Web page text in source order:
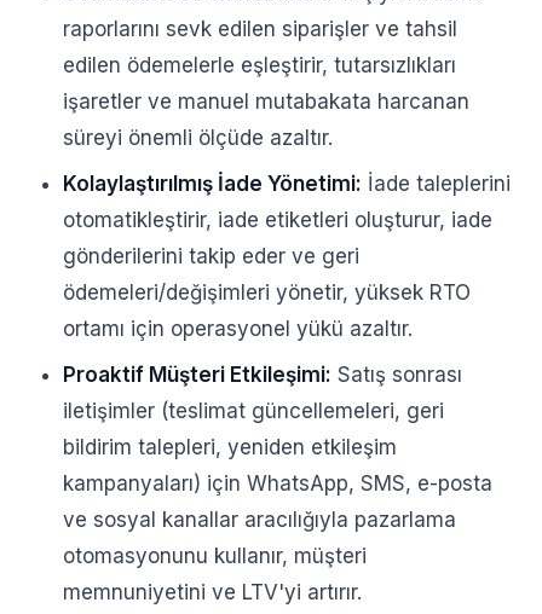
raporlarını sevk edilen siparişler ve tahsil
edilen ödemelerle eşleştirir, tutarsızlıkları
işaretler ve manuel mutabakata harcanan
süreyi önemli ölçüde azaltır.
Kolaylaştırılmış İade Yönetimi: İade taleplerini
otomatikleştirir, iade etiketleri oluşturur, iade
gönderilerini takip eder ve geri
ödemeleri/değişimleri yönetir, yüksek RTO
ortamı için operasyonel yükü azaltır.
Proaktif Müşteri Etkileşimi: Satış sonrası
iletişimler (teslimat güncellemeleri, geri
bildirim talepleri, yeniden etkileşim
kampanyaları) için WhatsApp, SMS, e-posta
ve sosyal kanallar aracılığıyla pazarlama
otomasyonunu kullanır, müşteri
memnuniyetini ve LTV'yi artırır.